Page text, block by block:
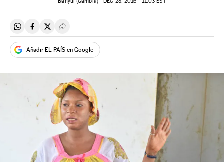
Compartir en Whatsapp
Compartir en Facebook
Compartir en Twitter
Desplegar Redes Sociales
Añadir EL PAÍS en Google